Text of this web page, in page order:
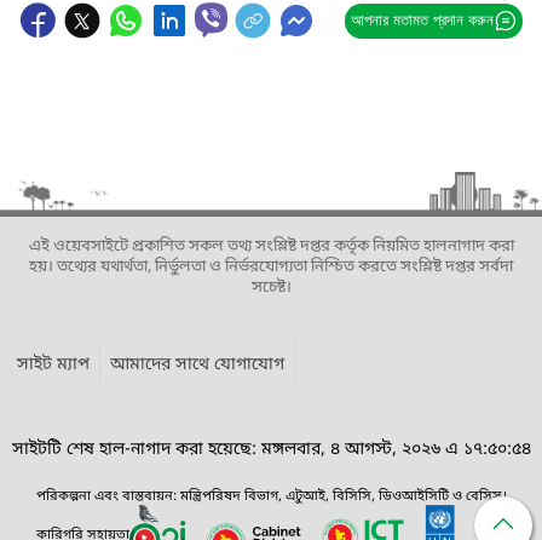
আপনার মতামত প্রদান করুন
এই ওয়েবসাইটে প্রকাশিত সকল তথ্য সংশ্লিষ্ট দপ্তর কর্তৃক নিয়মিত হালনাগাদ করা
হয়। তথ্যের যথার্থতা, নির্ভুলতা ও নির্ভরযোগ্যতা নিশ্চিত করতে সংশ্লিষ্ট দপ্তর সর্বদা
সচেষ্ট।
সাইট ম্যাপ আমাদের সাথে যোগাযোগ
সাইটটি শেষ হাল-নাগাদ করা হয়েছে: মঙ্গলবার, ৪ আগস্ট, ২০২৬ এ ১৭:৫০:৫৪
পরিকল্পনা এবং বাস্তবায়ন: মন্ত্রিপরিষদ বিভাগ, এটুআই, বিসিসি, ডিওআইসিটি ও বেসিস।
কারিগরি সহায়তা